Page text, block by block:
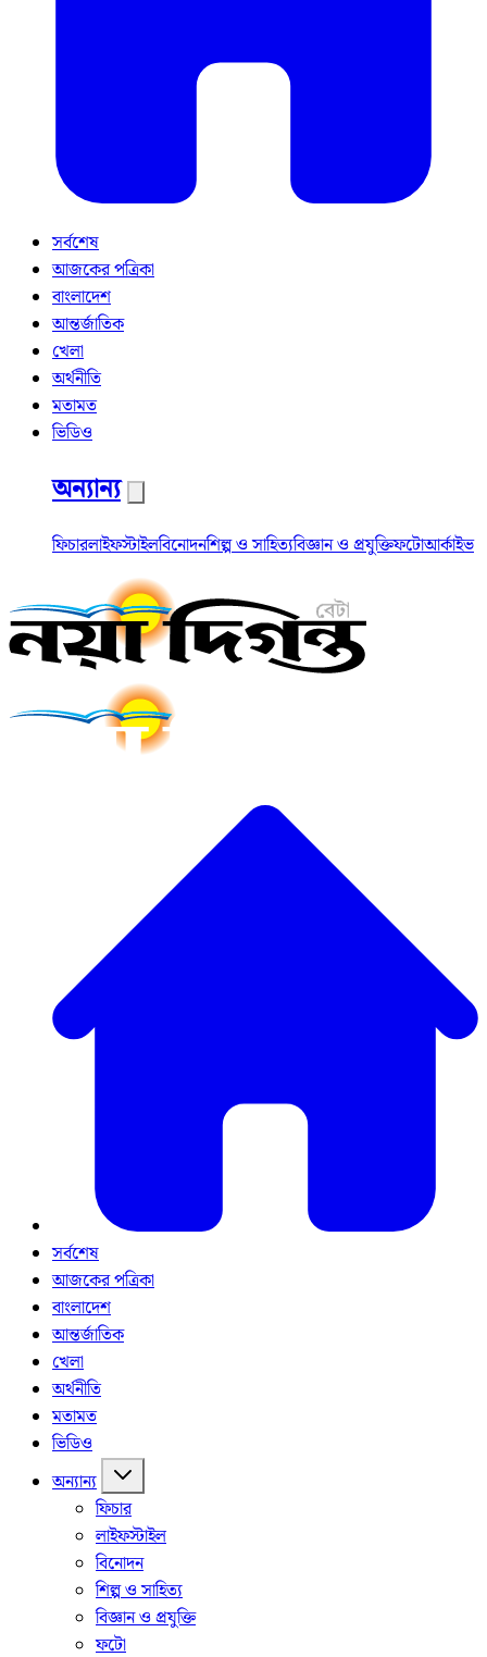
সর্বশেষ
আজকের পত্রিকা
বাংলাদেশ
আন্তর্জাতিক
খেলা
অর্থনীতি
মতামত
ভিডিও
অন্যান্য
ফিচারলাইফস্টাইলবিনোদনশিল্প ও সাহিত্যবিজ্ঞান ও প্রযুক্তিফটোআর্কাইভ
সর্বশেষ
আজকের পত্রিকা
বাংলাদেশ
আন্তর্জাতিক
খেলা
অর্থনীতি
মতামত
ভিডিও
অন্যান্য
ফিচার
লাইফস্টাইল
বিনোদন
শিল্প ও সাহিত্য
বিজ্ঞান ও প্রযুক্তি
ফটো